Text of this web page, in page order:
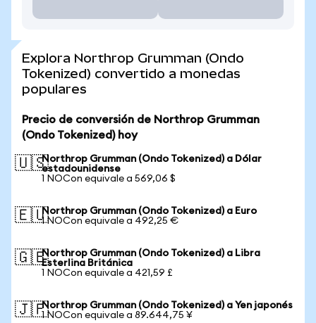
Explora Northrop Grumman (Ondo
Tokenized) convertido a monedas
populares
Precio de conversión de Northrop Grumman
(Ondo Tokenized) hoy
🇺🇸Northrop Grumman (Ondo Tokenized) a Dólar
estadounidense
1 NOCon equivale a 569,06 $
🇪🇺Northrop Grumman (Ondo Tokenized) a Euro
1 NOCon equivale a 492,25 €
🇬🇧Northrop Grumman (Ondo Tokenized) a Libra
Esterlina Británica
1 NOCon equivale a 421,59 £
🇯🇵Northrop Grumman (Ondo Tokenized) a Yen japonés
1 NOCon equivale a 89.644,75 ¥